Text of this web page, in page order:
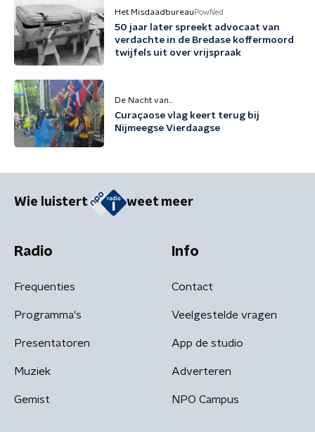
Het Misdaadbureau PowNed
50 jaar later spreekt advocaat van
verdachte in de Bredase koffermoord
twijfels uit over vrijspraak
De Nacht van...
Curaçaose vlag keert terug bij
Nijmeegse Vierdaagse
Wie luistert weet meer
Radio
Frequenties
Programma's
Presentatoren
Muziek
Gemist
Info
Contact
Veelgestelde vragen
App de studio
Adverteren
NPO Campus